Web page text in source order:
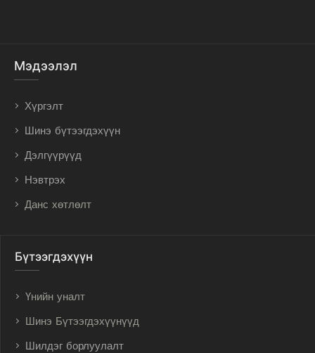
Мэдээлэл
Хүргэлт
Шинэ бүтээгдэхүүн
Дэлгүүрүүд
Нэвтрэх
Данс хөтлөлт
Бүтээгдэхүүн
Үнийн уналт
Шинэ Бүтээгдэхүүнүүд
Шилдэг борлуулалт